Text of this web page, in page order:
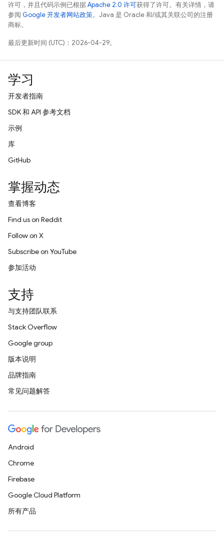
许可，并且代码示例已根据Apache 2.0 许可获得了许可。有关详情，请
参阅 Google 开发者网站政策。Java 是 Oracle 和/或其关联公司的注册
商标。
最后更新时间 (UTC)：2026-04-29。
学习
开发者指南
SDK 和 API 参考文档
示例
库
GitHub
掌握动态
查看博客
Find us on Reddit
Follow on X
Subscribe on YouTube
参加活动
支持
与支持团队联系
Stack Overflow
Google group
版本说明
品牌指南
常见问题解答
Android
Chrome
Firebase
Google Cloud Platform
所有产品